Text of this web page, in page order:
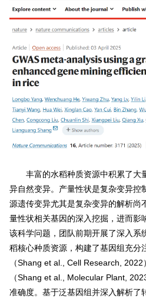
丰富的水稻种质资源中积累了大
异自然变异。产量性状是复杂变异控
源遗传变异尤其是复杂变异的解析尚
量性状相关基因的深入挖掘，进而影
该科学问题，团队前期开展了深入系
稻核心种质资源，构建了基因组充分
（Shang et al., Cell Research,
（Shang et al., Molecular Plant,
准确度。基于泛基因组并深入解析了